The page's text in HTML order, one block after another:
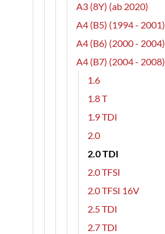
A3 (8Y) (ab 2020)
A4 (B5) (1994 - 2001)
A4 (B6) (2000 - 2004)
A4 (B7) (2004 - 2008)
1.6
1.8 T
1.9 TDI
2.0
2.0 TDI
2.0 TFSI
2.0 TFSI 16V
2.5 TDI
2.7 TDI